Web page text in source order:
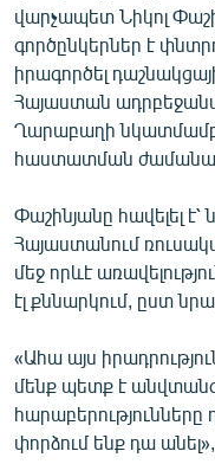
ՁԳՏԵԼՈՎ
ՓՈԴՔԱՍԹ
Հայերեն
English
Русский
ՀԵՏԵՎԵՔ ՄԵԶ
«Ազատության»
վարչապետ Նիկոլ
գործընկերներ է
իրագործել
Հայաստան
Ղարաբաղի նկատմամբ
հաստատման
Փաշինյանը հավելել
Հայաստանում
մեջ որևէ
էլ քննարկում, ըստ
«Ահա այս
մենք պետք է
փորձում ենք դա